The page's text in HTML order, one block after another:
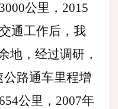
公里，2015
通工作后，我
地，经过调研，
路通车里程增
公里，2007年